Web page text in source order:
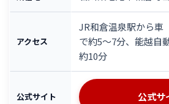
アクセス
JR和倉温泉駅から車
で約5〜7分、能越自
約10分
公式サイト 公式